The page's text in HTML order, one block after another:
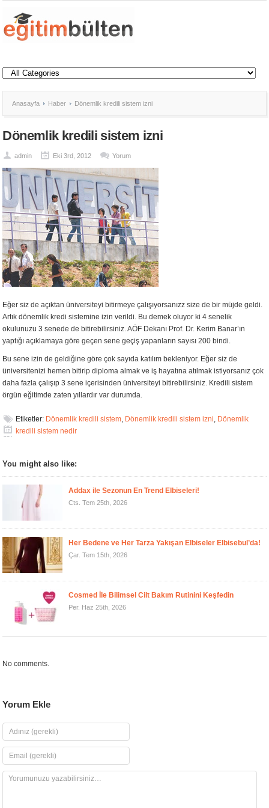
Anasayfa Haber Dönemlik kredili sistem izni
Dönemlik kredili sistem izni
admin Eki 3rd, 2012 Yorum
Eğer siz de açıktan üniversiteyi bitirmeye çalışıyorsanızz size de bir müjde geldi.
Artık dönemlik kredi sistemine izin verildi. Bu demek oluyor ki 4 senelik
okulunuzu 3 senede de bitirebilirsiniz. AÖF Dekanı Prof. Dr. Kerim Banar’ın
yaptığı açıklamaya göre geçen sene geçiş yapanların sayısı 200 bindi.
Bu sene izin de geldiğine göre çok sayıda katılım bekleniyor. Eğer siz de
üniversitenizi hemen bitirip diploma almak ve iş hayatına atılmak istiyorsanız çok
daha fazla çalışıp 3 sene içerisinden üniversiteyi bitirebilirsiniz. Kredili sistem
örgün eğitimde zaten yıllardır var durumda.
Etiketler: Dönemlik kredili sistem, Dönemlik kredili sistem izni, Dönemlik
kredili sistem nedir
You might also like:
Addax ile Sezonun En Trend Elbiseleri!
Cts. Tem 25th, 2026
Her Bedene ve Her Tarza Yakışan Elbiseler Elbisebul’da!
Çar. Tem 15th, 2026
Cosmed İle Bilimsel Cilt Bakım Rutinini Keşfedin
Per. Haz 25th, 2026
No comments.
Yorum Ekle